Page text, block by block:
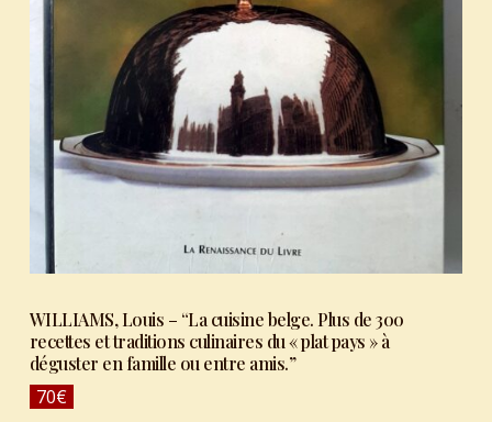
WILLIAMS, Louis – “La cuisine belge. Plus de 300
recettes et traditions culinaires du « plat pays » à
déguster en famille ou entre amis.”
70€